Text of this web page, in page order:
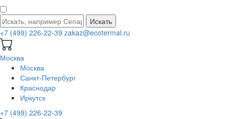
Искать
+7 (499) 226-22-39 zakaz@ecotermal.ru
Москва
Москва
Санкт-Петербург
Краснодар
Иркутск
+7 (499) 226-22-39